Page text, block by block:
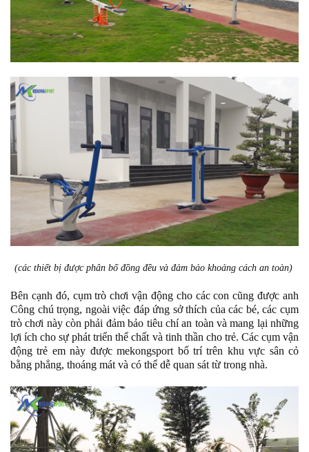
(các thiết bị được phân bố đồng đều và đảm bảo khoảng cách an toàn)
Bên cạnh đó, cụm trò chơi vận động cho các con cũng được anh
Công chú trọng, ngoài việc đáp ứng sở thích của các bé, các cụm
trò chơi này còn phải đảm bảo tiêu chí an toàn và mang lại những
lợi ích cho sự phát triển thể chất và tinh thần cho trẻ. Các cụm vận
động trẻ em này được mekongsport bố trí trên khu vực sân cỏ
bằng phẳng, thoáng mát và có thể dễ quan sát từ trong nhà.